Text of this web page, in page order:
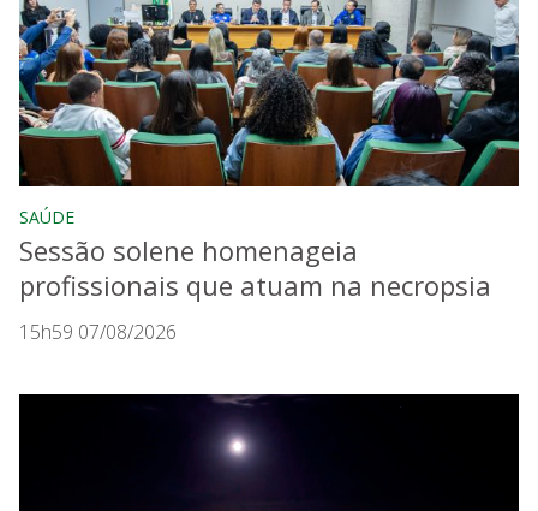
SAÚDE
Sessão solene homenageia
profissionais que atuam na necropsia
15h59 07/08/2026